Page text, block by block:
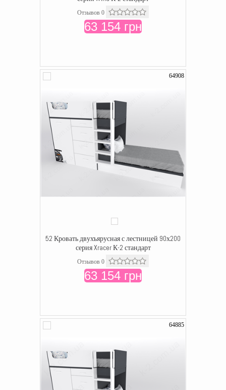
Отзывов 0
63 154 грн
64908
52 Кровать двухъярусная с лестницей 90х200
серия Xracer К-2 стандарт
Отзывов 0
63 154 грн
64885